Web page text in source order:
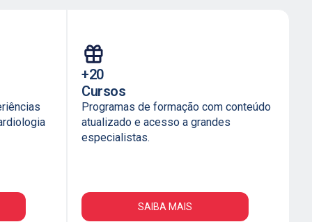
+20
Cursos
Programas de formação com conteúdo
atualizado e acesso a grandes
especialistas.
SAIBA MAIS